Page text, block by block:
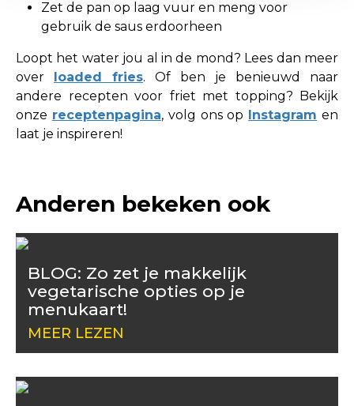
Zet de pan op laag vuur en meng voor
gebruik de saus erdoorheen
Loopt het water jou al in de mond? Lees dan meer
over loaded fries. Of ben je benieuwd naar
andere recepten voor friet met topping? Bekijk
onze receptenpagina, volg ons op Instagram en
laat je inspireren!
Anderen bekeken ook
BLOG: Zo zet je makkelijk
vegetarische opties op je
menukaart!
MEER LEZEN